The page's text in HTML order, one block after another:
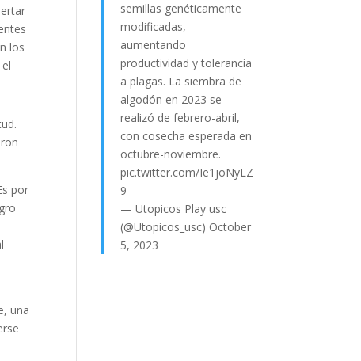
los
por
una
semillas genéticamente
modificadas,
aumentando
productividad y tolerancia
a plagas. La siembra de
algodón en 2023 se
realizó de febrero-abril,
con cosecha esperada en
octubre-noviembre.
pic.twitter.com/Ie1joNyLZ
9
— Utopicos Play usc
(@Utopicos_usc) October
5, 2023